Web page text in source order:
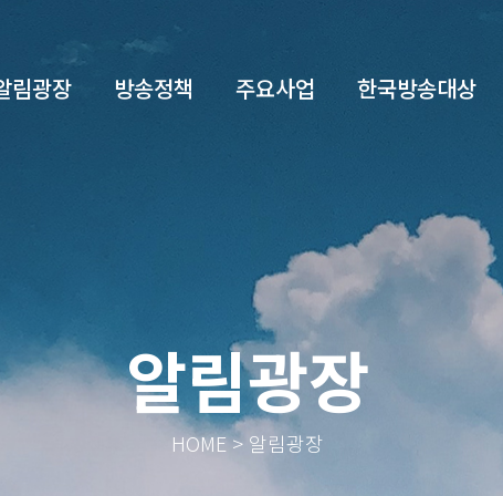
림광장 방송정책 주요사업 한국방송대상
알림광장
HOME > 알림광장